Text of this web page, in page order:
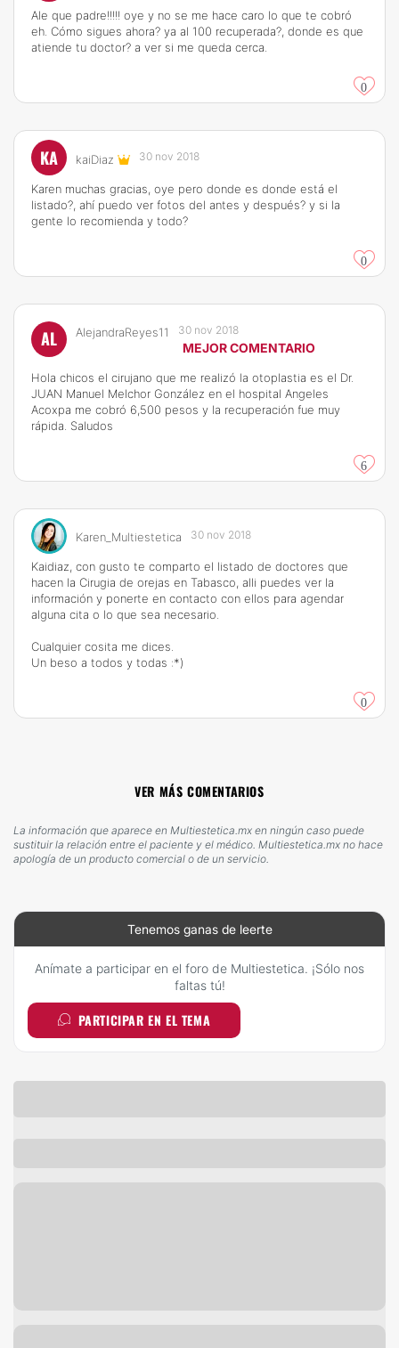
Ale que padre!!!!! oye y no se me hace caro lo que te cobró
eh. Cómo sigues ahora? ya al 100 recuperada?, donde es que
atiende tu doctor? a ver si me queda cerca.
0
KA kaiDiaz 30 nov 2018
Karen muchas gracias, oye pero donde es donde está el
listado?, ahí puedo ver fotos del antes y después? y si la
gente lo recomienda y todo?
0
AL AlejandraReyes11 30 nov 2018
MEJOR COMENTARIO
Hola chicos el cirujano que me realizó la otoplastia es el Dr.
JUAN Manuel Melchor González en el hospital Angeles
Acoxpa me cobró 6,500 pesos y la recuperación fue muy
rápida. Saludos
6
Karen_Multiestetica 30 nov 2018
Kaidiaz, con gusto te comparto el listado de doctores que
hacen la Cirugia de orejas en Tabasco, alli puedes ver la
información y ponerte en contacto con ellos para agendar
alguna cita o lo que sea necesario.
Cualquier cosita me dices.
Un beso a todos y todas :*)
0
VER MÁS COMENTARIOS
La información que aparece en Multiestetica.mx en ningún caso puede
sustituir la relación entre el paciente y el médico. Multiestetica.mx no hace
apología de un producto comercial o de un servicio.
Tenemos ganas de leerte
Anímate a participar en el foro de Multiestetica. ¡Sólo nos
faltas tú!
PARTICIPAR EN EL TEMA